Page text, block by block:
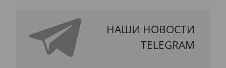
НАШИ НОВОСТИ
TELEGRAM